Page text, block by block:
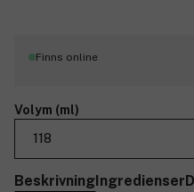
Finns online
Volym (ml)
118
BeskrivningIngredienser